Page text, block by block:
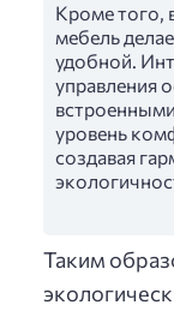
Кроме того,
мебель
удобной.
управления
уровень
создавая
Таким